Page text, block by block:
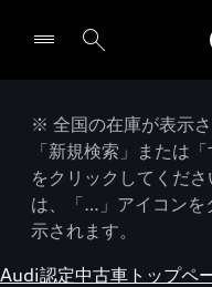
※ 全国の在庫が表示
「新規検索」または
をクリックしてくだ
は、「…」アイコンを
示されます。
Audi認定中古車トップペ